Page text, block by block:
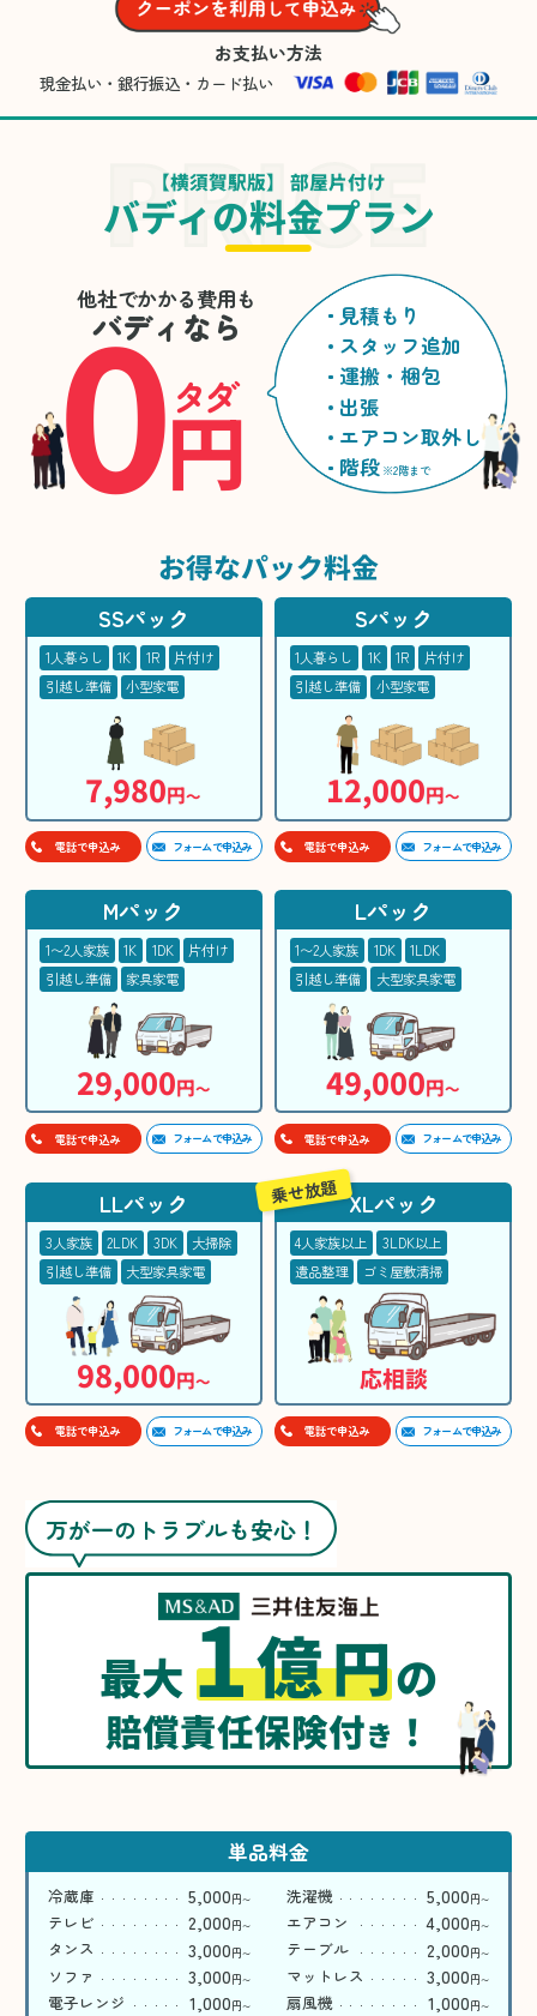
お支払い方法
現金払い・銀行振込・カード払い
【横須賀駅版】 部屋片付け
バディの料金プラン
他社でかかる費用も
バディなら
0円
タダ
見積もり
スタッフ追加
運搬・梱包
出張
エアコン取外し
階段 ※2階まで
お得なパック料金
SSパック
1人暮らし 1K 1R
片付け
引越し準備
小型家電
7,980円〜
電話で申込み フォームで申込み
Sパック
1人暮らし 1K 1R
片付け
引越し準備
小型家電
12,000円〜
電話で申込み フォームで申込み
Mパック
1〜2人家族 1K 1DK
片付け
引越し準備
家具家電
29,000円〜
電話で申込み フォームで申込み
Lパック
1〜2人家族 1DK
1LDK
引越し準備
大型家具家電
49,000円〜
電話で申込み フォームで申込み
LLパック
3人家族 2LDK 3DK
大掃除
引越し準備
大型家具家電
98,000円〜
電話で申込み フォームで申込み
XLパック
4人家族以上
3LDK以上
遺品整理
ゴミ屋敷清掃
応相談
乗せ放題
電話で申込み フォームで申込み
万が一のトラブルも安心！
最大1億円の
賠償責任保険付き ！
単品料金
冷蔵庫 5,000円〜 洗濯機 5,000円〜
テレビ 2,000円〜 エアコン 4,000円〜
タンス 3,000円〜 テーブル 2,000円〜
ソファ 3,000円〜 マットレス 3,000円〜
電子レンジ 1,000円〜 扇風機 1,000円〜